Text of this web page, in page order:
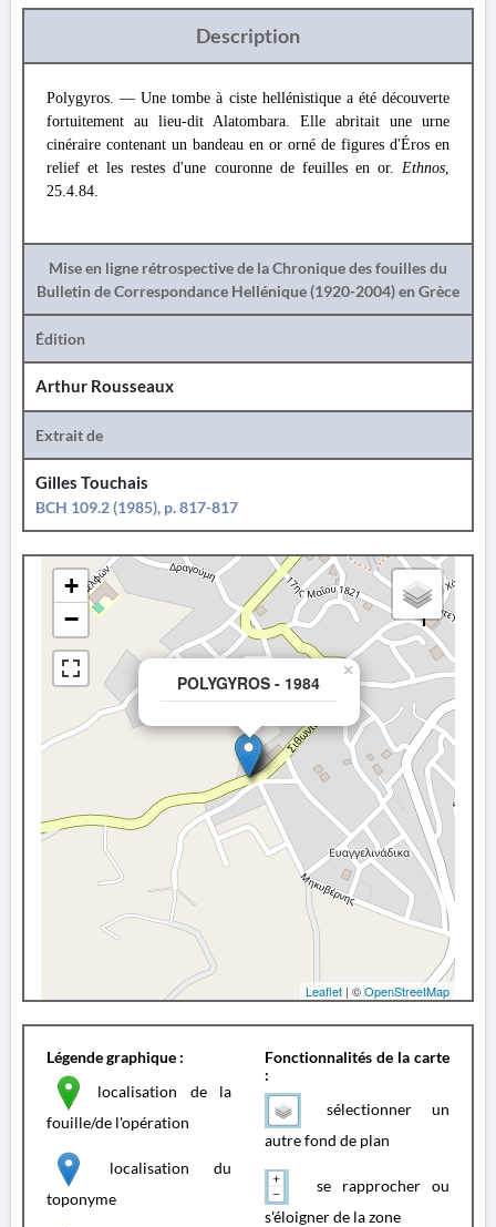
Description
Polygyros. — Une tombe à ciste hellénistique a été découverte
fortuitement au lieu-dit Alatombara. Elle abritait une urne
cinéraire contenant un bandeau en or orné de figures d'Éros en
relief et les restes d'une couronne de feuilles en or. Ethnos,
25.4.84.
Mise en ligne rétrospective de la Chronique des fouilles du
Bulletin de Correspondance Hellénique (1920-2004) en Grèce
Édition
Arthur Rousseaux
Extrait de
Gilles Touchais
BCH 109.2 (1985), p. 817-817
POLYGYROS - 1984
×
+
−
Leaflet | ©OpenStreetMap
Légende graphique :
localisation de la
fouille/de l'opération
localisation du
toponyme
Fonctionnalités de la carte
:
sélectionner un
autre fond de plan
se rapprocher ou
s'éloigner de la zone